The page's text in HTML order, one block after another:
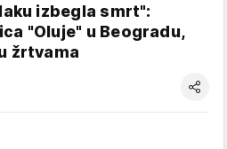
izbegla smrt":
"Oluje" u Beogradu,
žrtvama